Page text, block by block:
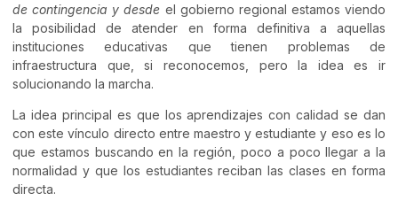
de contingencia y desde el gobierno regional estamos viendo
la posibilidad de atender en forma definitiva a aquellas
instituciones educativas que tienen problemas de
infraestructura que, si reconocemos, pero la idea es ir
solucionando la marcha.
La idea principal es que los aprendizajes con calidad se dan
con este vínculo directo entre maestro y estudiante y eso es lo
que estamos buscando en la región, poco a poco llegar a la
normalidad y que los estudiantes reciban las clases en forma
directa.